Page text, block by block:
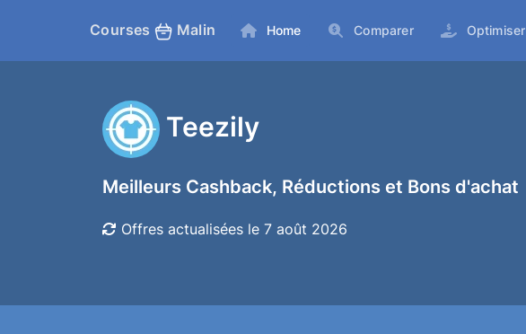
Courses Malin Home Comparer Optimiser
Teezily
Meilleurs Cashback, Réductions et Bons d'achat
Offres actualisées le 7 août 2026